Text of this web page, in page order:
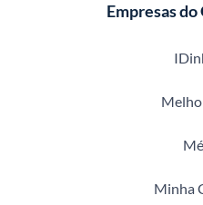
Empresas
Minha